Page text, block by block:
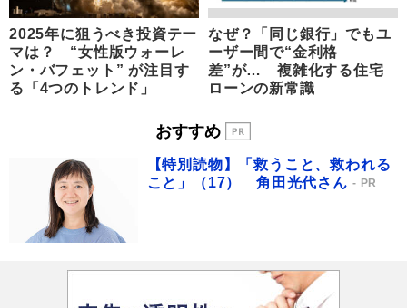
2025年に狙うべき投資テー
マは？ “女性版ウォーレ
ン・バフェット” が注目す
る「4つのトレンド」
なぜ？「同じ銀行」でもユ
ーザー間で“金利格
差”が… 複雑化する住宅
ローンの新常識
おすすめ
【特別読物】「救うこと、救われる
こと」（17） 角田光代さん
PR